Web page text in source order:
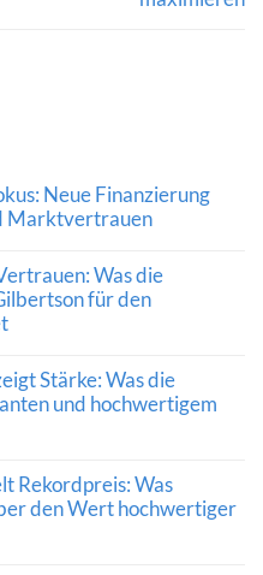
Neue Finanzierung
Marktvertrauen
Was die
für den
Stärke: Was die
und hochwertigem
Rekordpreis: Was
den Wert hochwertiger